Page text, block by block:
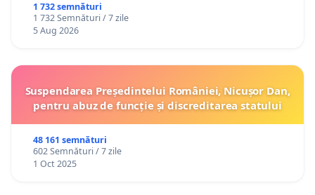
1 732 semnături
1 732 Semnături / 7 zile
5 Aug 2026
Suspendarea Președintelui României, Nicușor Dan,
pentru abuz de funcție și discreditarea statului
48 161 semnături
602 Semnături / 7 zile
1 Oct 2025